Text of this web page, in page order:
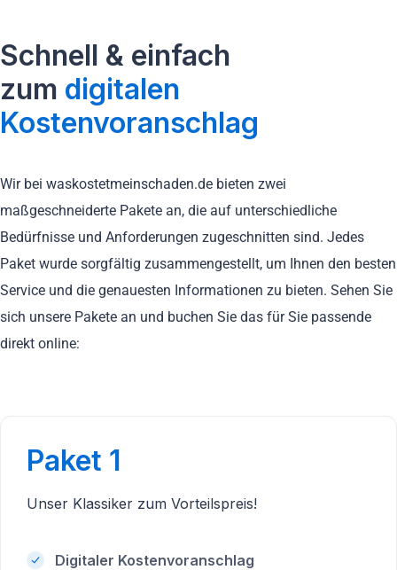
Schnell & einfach
zum digitalen
Kostenvoranschlag
Wir bei waskostetmeinschaden.de bieten zwei
maßgeschneiderte Pakete an, die auf unterschiedliche
Bedürfnisse und Anforderungen zugeschnitten sind. Jedes
Paket wurde sorgfältig zusammengestellt, um Ihnen den besten
Service und die genauesten Informationen zu bieten. Sehen Sie
sich unsere Pakete an und buchen Sie das für Sie passende
direkt online:
Paket 1
Unser Klassiker zum Vorteilspreis!
Digitaler Kostenvoranschlag